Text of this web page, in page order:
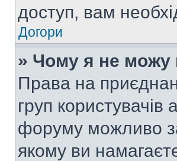
доступ, вам
Догори
» Чому я не можу
Права на
груп користувачів
форуму можливо
якому ви